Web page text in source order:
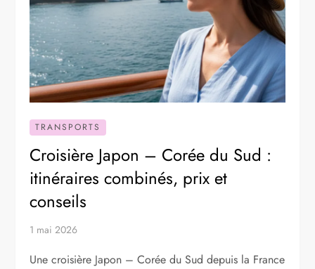
TRANSPORTS
Croisière Japon – Corée du Sud :
itinéraires combinés, prix et
conseils
1 mai 2026
Une croisière Japon – Corée du Sud depuis la France